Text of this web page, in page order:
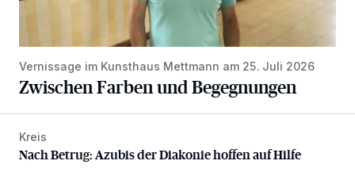
Vernissage im Kunsthaus Mettmann am 25. Juli 2026
Zwischen Farben und Begegnungen
Nach Betrug: Azubis der Diakonie hoffen auf Hilfe
Kreis
Nach Betrug: Azubis der Diakonie hoffen auf Hilfe